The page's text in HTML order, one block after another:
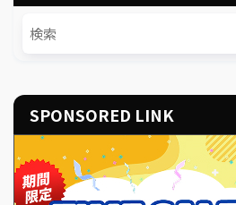
SPONSORED LINK